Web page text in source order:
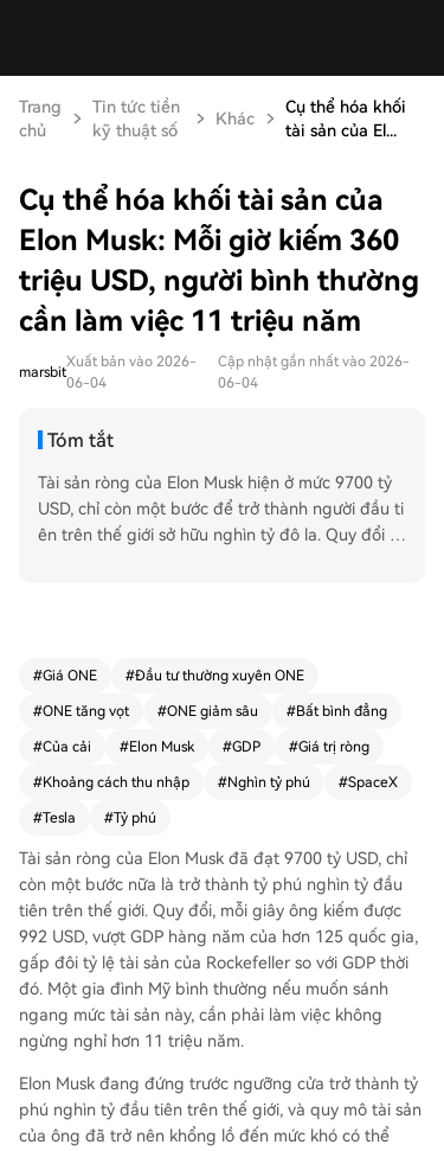
Trang
chủ
Tin tức tiền
kỹ thuật số
Khác
Cụ thể hóa khối
tài sản của El...
Cụ thể hóa khối tài sản của
Elon Musk: Mỗi giờ kiếm 360
triệu USD, người bình thường
cần làm việc 11 triệu năm
marsbit
Xuất bản vào 2026-
06-04
Cập nhật gần nhất vào 2026-
06-04
Tóm tắt
Tài sản ròng của Elon Musk hiện ở mức 9700 tỷ
USD, chỉ còn một bước để trở thành người đầu ti
ên trên thế giới sở hữu nghìn tỷ đô la. Quy đổi r
24 sẽ cần làm việc liên tục hơn 11 triệu năm để t
ích lũy được khối tài sản tương đương. Với 9700 t
i nhà bình thường ở Mỹ, hoặc mua toàn bộ các đ
ội NFL và NBA, vẫn còn dư hơn 5000 tỷ USD. Xét
theo tỷ lệ so với GDP Hoa Kỳ, tài sản của Musk c
hiếm khoảng 3%, gấp đôi tỷ lệ của John D. Rock
efeller – người giàu nhất trong lịch sử Mỹ – vào t
hời đỉnh cao. Sự giàu có của Musk được xây dựn
g chủ yếu dựa trên các lĩnh vực xe điện, vũ trụ v
à trí tuệ nhân tạo.
#Giá ONE #Đầu tư thường xuyên ONE
#ONE tăng vọt #ONE giảm sâu #Bất bình đẳng
#Của cải #Elon Musk #GDP #Giá trị ròng
#Khoảng cách thu nhập #Nghìn tỷ phú #SpaceX
#Tesla #Tỷ phú
Tài sản ròng của Elon Musk đã đạt 9700 tỷ USD, chỉ
còn một bước nữa là trở thành tỷ phú nghìn tỷ đầu
tiên trên thế giới. Quy đổi, mỗi giây ông kiếm được
992 USD, vượt GDP hàng năm của hơn 125 quốc gia,
gấp đôi tỷ lệ tài sản của Rockefeller so với GDP thời
đó. Một gia đình Mỹ bình thường nếu muốn sánh
ngang mức tài sản này, cần phải làm việc không
ngừng nghỉ hơn 11 triệu năm.
Elon Musk đang đứng trước ngưỡng cửa trở thành tỷ
phú nghìn tỷ đầu tiên trên thế giới, và quy mô tài sản
của ông đã trở nên khổng lồ đến mức khó có thể